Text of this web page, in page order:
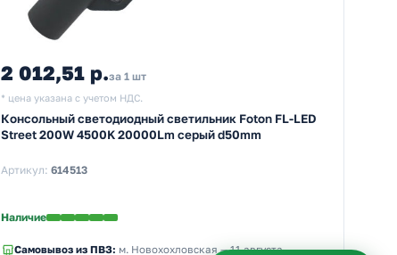
2 012,51 р.за 1 шт
* цена указана с учетом НДС.
Консольный светодиодный светильник Foton FL-LED
Street 200W 4500K 20000Lm серый d50mm
Артикул: 614513
Наличие
Самовывоз из ПВЗ: м. Новохохловская— 11 августа